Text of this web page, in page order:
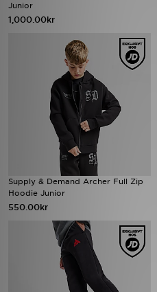
Junior
1,000.00kr
Supply & Demand Archer Full Zip
Hoodie Junior
550.00kr